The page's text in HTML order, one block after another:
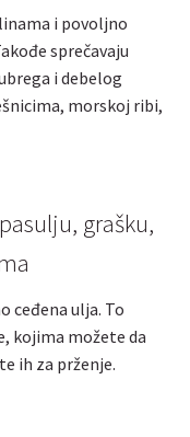
i povoljno
sprečavaju
i debelog
morskoj ribi,
grašku,
ceđena ulja. To
kojima možete da
ih za prženje.